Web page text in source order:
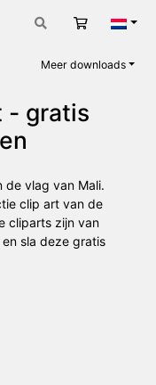
Meer downloads
- gratis
de vlag van Mali.
clip art van de
cliparts zijn van
sla deze gratis